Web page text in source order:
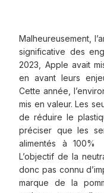
Malheureusement,
significative des
2023, Apple avait
en avant leurs
Cette année,
mis en valeur. Les
de réduire le
préciser que les
alimentés à 100%
L’objectif de la
donc pas connu
marque de la